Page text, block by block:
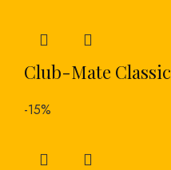
Club-Mate Classic
-15%